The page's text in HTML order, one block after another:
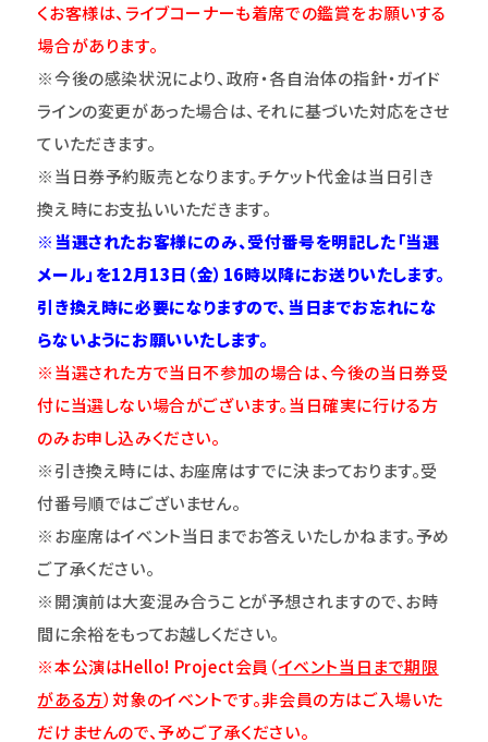
くお客様は、ライブコーナーも着席での鑑賞をお願いする
場合があります。
※今後の感染状況により、政府・各自治体の指針・ガイド
ラインの変更があった場合は、それに基づいた対応をさせ
ていただきます。
※当日券予約販売となります。チケット代金は当日引き
換え時にお支払いいただきます。
※当選されたお客様にのみ、受付番号を明記した「当選
メール」を12月13日（金）16時以降にお送りいたします。
引き換え時に必要になりますので、当日までお忘れにな
らないようにお願いいたします。
※当選された方で当日不参加の場合は、今後の当日券受
付に当選しない場合がございます。当日確実に行ける方
のみお申し込みください。
※引き換え時には、お座席はすでに決まっております。受
付番号順ではございません。
※お座席はイベント当日までお答えいたしかねます。予め
ご了承ください。
※開演前は大変混み合うことが予想されますので、お時
間に余裕をもってお越しください。
※本公演はHello! Project会員（イベント当日まで期限
がある方）対象のイベントです。非会員の方はご入場いた
だけませんので、予めご了承ください。